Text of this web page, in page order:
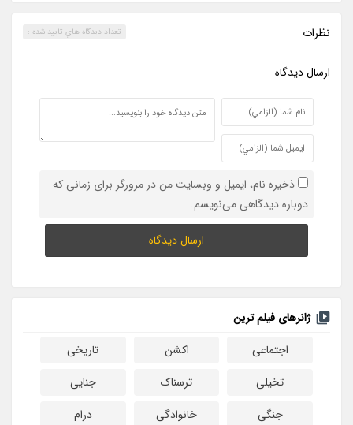
نظرات تعداد ديدگاه هاي تاييد شده :
ارسال ديدگاه
ذخیره نام، ایمیل و وبسایت من در مرورگر برای زمانی که
دوباره دیدگاهی می‌نویسم.
ژانرهای فیلم ترین
اجتماعی
اکشن
تاریخی
تخیلی
ترسناک
جنایی
جنگی
خانوادگی
درام